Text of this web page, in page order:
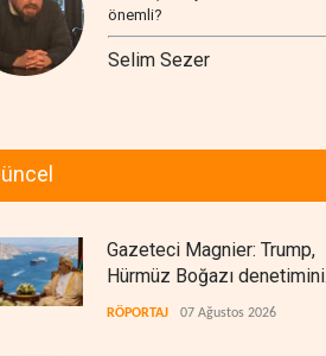
önemli?
Selim Sezer
Gazeteci Magnier: Trump,
Hürmüz Boğazı denetimini
doğrudan İran ve Umman'a
RÖPORTAJ 07 Ağustos 2026